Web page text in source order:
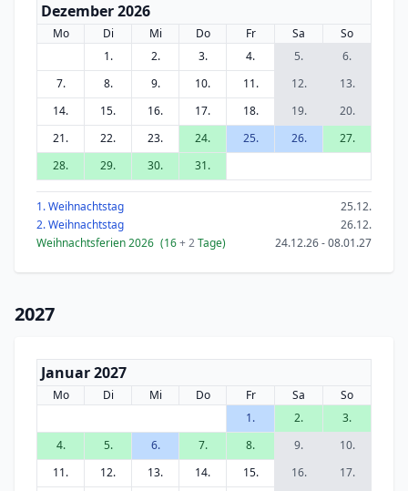
Dezember 2026
Mo Di Mi Do Fr Sa
So
1.
2. 3. 4. 5.
6.
7.
8. 9. 10. 11. 12.
13.
14.
15. 16. 17. 18. 19.
20.
21.
22. 23. 24. 25. 26.
27.
28.
29. 30. 31.
1. Weihnachtstag
25.12.
2. Weihnachtstag
26.12.
Weihnachtsferien 2026 (16+ 2Tage) 24.12.26 - 08.01.27
2027
Januar 2027
Mo Di Mi Do Fr Sa
So
1.
2.
3.
4.
5. 6. 7. 8. 9.
10.
11.
12. 13. 14. 15. 16.
17.